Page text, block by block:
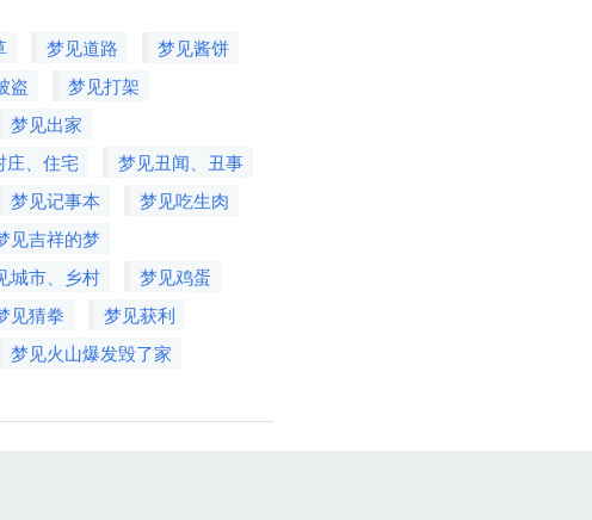
梦见道路
梦见酱饼
盗
梦见打架
梦见出家
庄、住宅
梦见丑闻、丑事
梦见记事本
梦见吃生肉
见吉祥的梦
城市、乡村
梦见鸡蛋
见猜拳
梦见获利
梦见火山爆发毁了家